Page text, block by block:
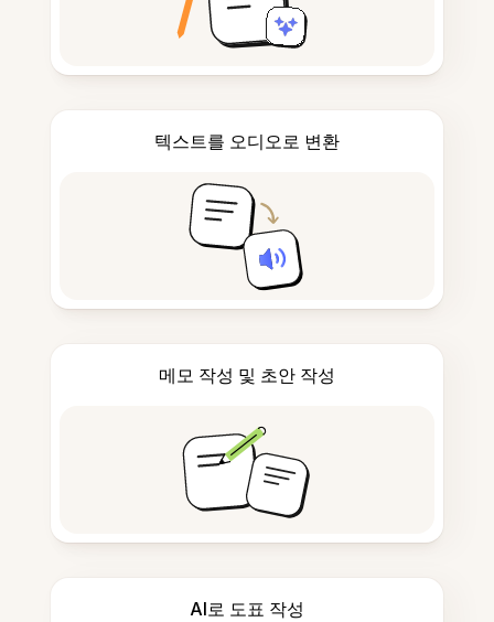
텍스트를 오디오로 변환
메모 작성 및 초안 작성
AI로 도표 작성